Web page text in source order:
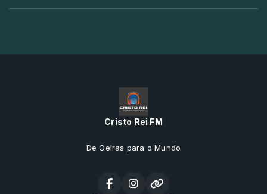
Cristo Rei FM
De Oeiras para o Mundo